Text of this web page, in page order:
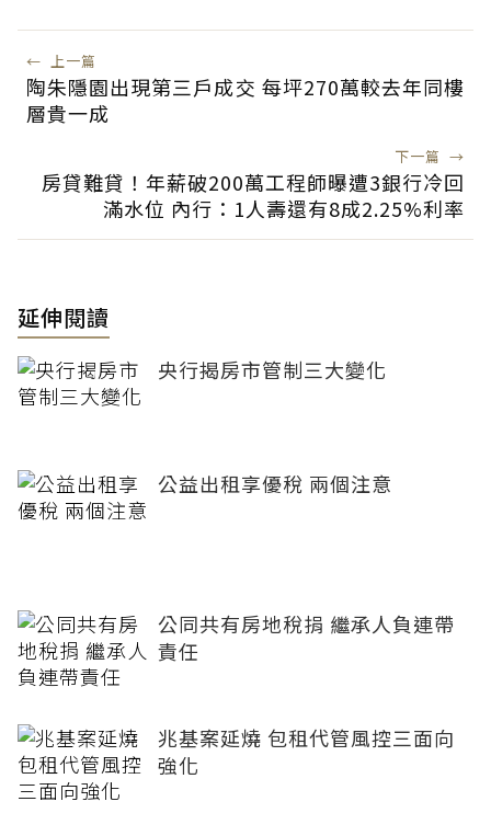
← 上一篇
陶朱隱園出現第三戶成交 每坪270萬較去年同樓
層貴一成
下一篇 →
房貸難貸！年薪破200萬工程師曝遭3銀行冷回
滿水位 內行：1人壽還有8成2.25%利率
延伸閱讀
央行揭房市管制三大變化
公益出租享優稅 兩個注意
公同共有房地稅捐 繼承人負連帶
責任
兆基案延燒 包租代管風控三面向
強化